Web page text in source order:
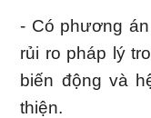
- Có phương
rủi ro pháp lý
biến động và
thiện.